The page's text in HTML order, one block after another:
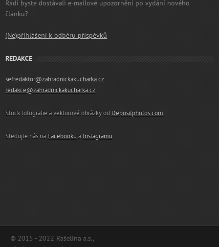
Rádi byste dostávali e-mailové upozornění po vydání nového
článku?
(Ne)přihlášení k odběru příspěvků
REDAKCE
sefredaktor@zahradnickakucharka.cz
redakce@zahradnickakucharka.cz
Stock fotografie a vektorové obrázky od Depositphotos.com
Sledujte nás na Facebooku a Instagramu
© 2015 - 2022 Rašelina a.s.,